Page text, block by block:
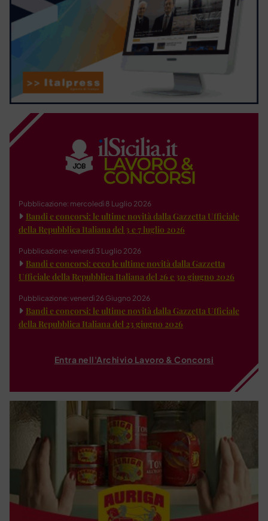
Pubblicazione: mercoledì 8 Luglio 2026
Bandi e concorsi: le ultime novità dalla Gazzetta Ufficiale
della Repubblica Italiana del 3 e 7 luglio 2026
Pubblicazione: venerdì 3 Luglio 2026
Bandi e concorsi: ecco le ultime novità dalla Gazzetta
Ufficiale della Repubblica Italiana del 26 e 30 giugno 2026
Pubblicazione: venerdì 26 Giugno 2026
Bandi e concorsi: le ultime novità dalla Gazzetta Ufficiale
della Repubblica Italiana del 23 giugno 2026
Entra nell'Archivio Lavoro & Concorsi